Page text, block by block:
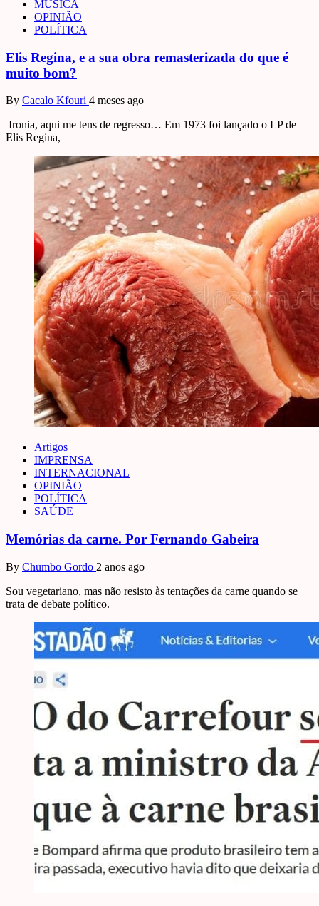
MÚSICA
OPINIÃO
POLÍTICA
Elis Regina, e a sua obra remasterizada do que é
muito bom?
By Cacalo Kfouri 4 meses ago
Ironia, aqui me tens de regresso… Em 1973 foi lançado o LP de
Elis Regina,
Artigos
IMPRENSA
INTERNACIONAL
OPINIÃO
POLÍTICA
SAÚDE
Memórias da carne. Por Fernando Gabeira
By Chumbo Gordo 2 anos ago
Sou vegetariano, mas não resisto às tentações da carne quando se
trata de debate político.